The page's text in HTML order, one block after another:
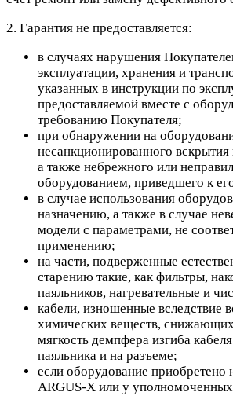
2. Гарантия не предоставляется:
в случаях нарушения
эксплуатации, хранения и
указанных в инструкции по
предоставляемой вместе с
требованию Покупателя;
при обнаружении на
несанкционированного
а также небрежного или
оборудованием, приведшего к
в случае использования
назначению, а также в случае
модели с параметрами, не
применению;
на части, подверженные
старению такие, как фильтры,
паяльников, нагревательные и
кабели, изношенные вследствие
химических веществ, снижающих
мягкость демпфера изгиба
паяльника и на разъеме;
если оборудование приобретено
ARGUS-X или у уполномоченных